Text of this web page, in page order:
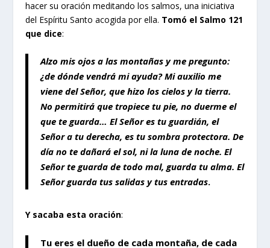
hacer su oración meditando los salmos, una iniciativa
del Espíritu Santo acogida por ella. Tomó el Salmo 121
que dice:
Alzo mis ojos a las montañas y me pregunto:
¿de dónde vendrá mi ayuda? Mi auxilio me
viene del Señor, que hizo los cielos y la tierra.
No permitirá que tropiece tu pie, no duerme el
que te guarda… El Señor es tu guardián, el
Señor a tu derecha, es tu sombra protectora. De
día no te dañará el sol, ni la luna de noche. El
Señor te guarda de todo mal, guarda tu alma. El
Señor guarda tus salidas y tus entradas.
Y sacaba esta oración:
Tu eres el dueño de cada montaña, de cada